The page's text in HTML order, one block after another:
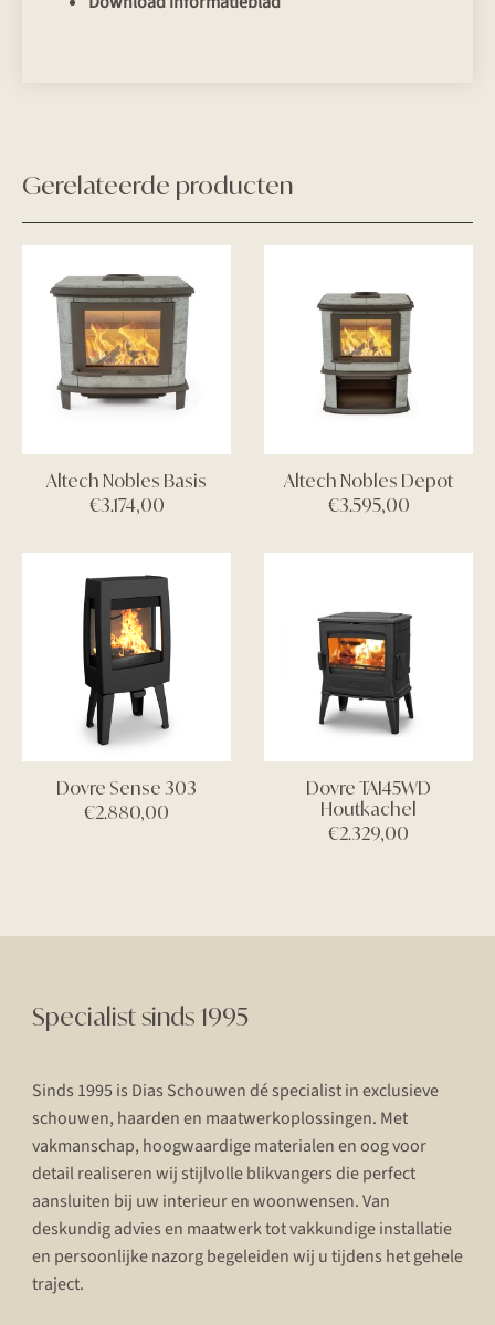
Gerelateerde producten
Altech Nobles Basis
€3.174,00
Altech Nobles Depot
€3.595,00
Dovre Sense 303
€2.880,00
Dovre TAI45WD
Houtkachel
€2.329,00
Specialist sinds 1995
Sinds 1995 is Dias Schouwen dé specialist in exclusieve
schouwen, haarden en maatwerkoplossingen. Met
vakmanschap, hoogwaardige materialen en oog voor
detail realiseren wij stijlvolle blikvangers die perfect
aansluiten bij uw interieur en woonwensen. Van
deskundig advies en maatwerk tot vakkundige installatie
en persoonlijke nazorg begeleiden wij u tijdens het gehele
traject.